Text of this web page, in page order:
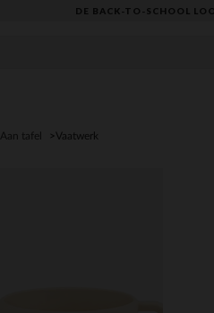
DE BACK-TO-SCHOOL
Aan tafel Vaatwerk